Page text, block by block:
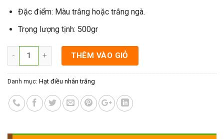
Đặc điểm: Màu trắng hoặc trắng ngà.
Trọng lượng tịnh: 500gr
THÊM VÀO GIỎ
Danh mục: Hạt điều nhân trắng